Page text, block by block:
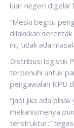
luar negeri digelar
“Meski begitu
dilakukan
ini, tidak ada
Distribusi logistik
terpenuhi untuk
pengawalan KPU
“Jadi jika ada
mekanismenya
terstruktur,”